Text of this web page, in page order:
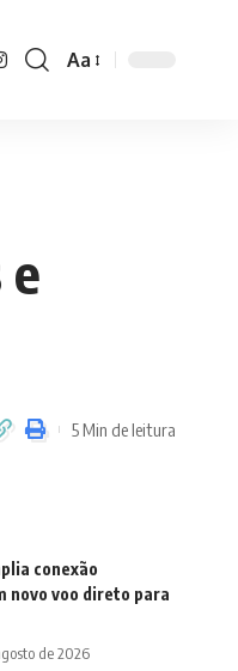
Font
Aa
5 Min de leitura
conexão
novo voo direto para
de 2026